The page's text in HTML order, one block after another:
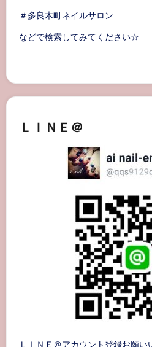
＃多良木町ネイルサロン
などで検索してみてください☆
ＬＩＮＥ＠
ＬＩＮＥ＠アカウント登録お願い